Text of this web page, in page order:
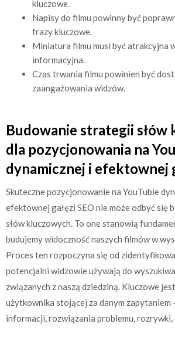
kluczowe.
Napisy do filmu powinny być
frazy kluczowe.
Miniatura filmu musi być atrakcyjna
informacyjna.
Czas trwania filmu powinien być
zaangażowania widzów.
Budowanie strategii słów
dla pozycjonowania na
dynamicznej i efektownej
Skuteczne pozycjonowanie na YouTubie
efektownej gałęzi SEO nie może odbyć się
słów kluczowych. To one stanowią
budujemy widoczność naszych filmów w
Proces ten rozpoczyna się od
potencjalni widzowie używają do
związanych z naszą dziedziną. Kluczowe
użytkownika stojącej za danym zapytaniem
informacji, rozwiązania problemu, rozrywki,